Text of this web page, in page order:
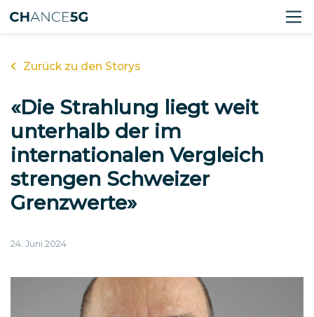
Zurück zu den Storys
«Die Strahlung liegt weit
unterhalb der im
internationalen Vergleich
strengen Schweizer
Grenzwerte»
24. Juni 2024